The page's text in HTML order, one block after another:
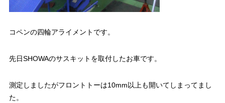
コペンの四輪アライメントです。
先日SHOWAのサスキットを取付したお車です。
測定しましたがフロントトーは10mm以上も開いてしまってまし
た。